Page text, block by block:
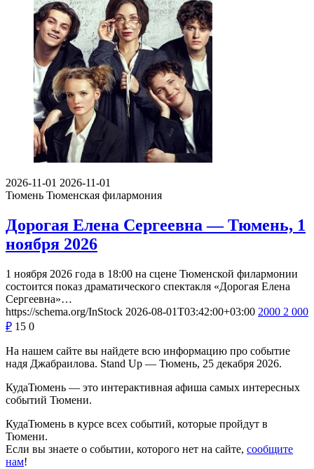
2026-11-01 2026-11-01
Тюмень Тюменская филармония
Дорогая Елена Сергеевна — Тюмень, 1
ноября 2026
1 ноября 2026 года в 18:00 на сцене Тюменской филармонии
состоится показ драматического спектакля «Дорогая Елена
Сергеевна»…
https://schema.org/InStock 2026-08-01T03:42:00+03:00 2000 2 000
₽ 15 0
На нашем сайте вы найдете всю информацию про событие
надя Джабраилова. Stand Up — Тюмень, 25 декабря 2026.
КудаТюмень — это интерактивная афиша самых интересных
событий Тюмени.
КудаТюмень в курсе всех событий, которые пройдут в
Тюмени.
Если вы знаете о событии, которого нет на сайте, сообщите
нам!